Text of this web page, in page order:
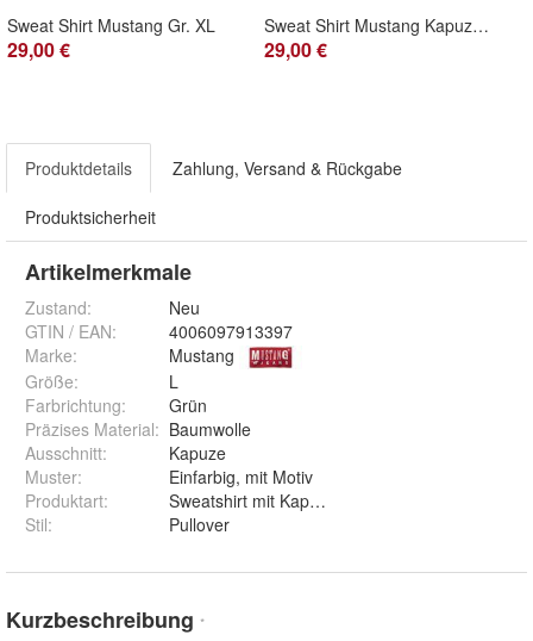
Sweat Shirt Mustang Gr. XL
29,00 €
Sweat Shirt Mustang Kapuzensweatshirt Gr. M
29,00 €
Produktdetails Zahlung, Versand & Rückgabe
Produktsicherheit
Artikelmerkmale
Zustand:
Neu
GTIN / EAN:
4006097913397
Marke:
Mustang
Größe:
L
Farbrichtung:
Grün
Präzises Material: Baumwolle
Ausschnitt:
Kapuze
Muster:
Einfarbig, mit Motiv
Produktart:
Sweatshirt mit Kapuze und zwei Eingrifftaschen
Stil: Pullover
Kurzbeschreibung *